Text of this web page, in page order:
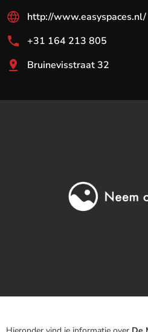
http://www.easyspaces.nl/
+31 164 213 805
Bruinevisstraat 32